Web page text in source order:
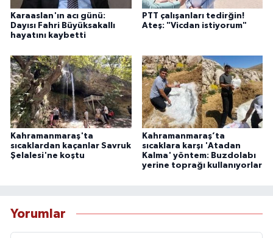
Karaaslan'ın acı günü:
Dayısı Fahri Büyüksakallı
hayatını kaybetti
PTT çalışanları tedirğin!
Ateş: "Vicdan istiyorum"
Kahramanmaraş'ta
sıcaklardan kaçanlar Savruk
Şelalesi'ne koştu
Kahramanmaraş’ta
sıcaklara karşı 'Atadan
Kalma' yöntem: Buzdolabı
yerine toprağı kullanıyorlar
Yorumlar